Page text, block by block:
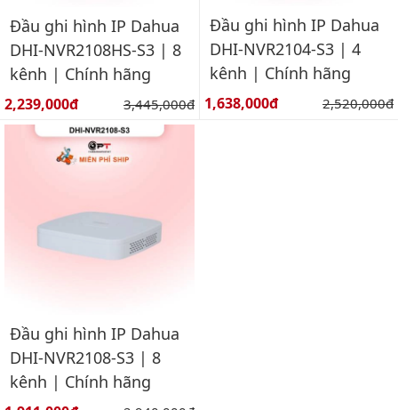
Đầu ghi hình IP Dahua
DHI-NVR2108HS-S3 | 8
kênh | Chính hãng
Giá bán:
2,239,000đ Giá gốc:
3,445,000đ
Đầu ghi hình IP Dahua
DHI-NVR2104-S3 | 4
kênh | Chính hãng
Giá bán:
1,638,000đ Giá gốc:
2,520,000đ
Đầu ghi hình IP Dahua
DHI-NVR2108-S3 | 8
kênh | Chính hãng